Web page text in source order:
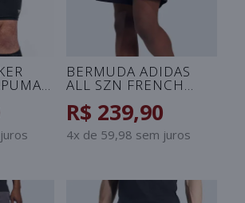
BERMUDA ADIDAS
ALL SZN FRENCH
PRETO
R$ 239,90
4x de 59,98 sem juros